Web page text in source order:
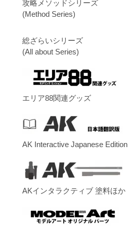
攻略メソッドシリーズ
(Method Series)
総ざらいシリーズ
(All about Series)
エリア88関連グッズ
AK Interactive Japanese Edition
AKインタラクティブ 塗料ほか